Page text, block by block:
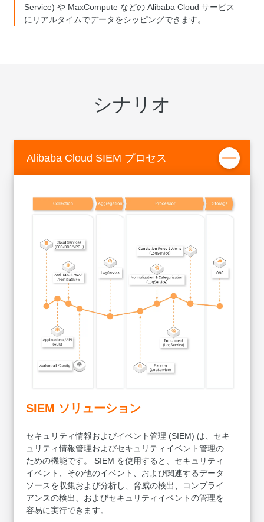
Service) や MaxCompute などの Alibaba Cloud サービス
にリアルタイムでデータをシッピングできます。
シナリオ
Alibaba Cloud SIEM プロセス
SIEM ソリューション
セキュリティ情報およびイベント管理 (SIEM) は、セキ
ュリティ情報管理およびセキュリティイベント管理の
ための機能です。 SIEM を使用すると、セキュリティ
イベント、その他のイベント、および関連するデータ
ソースを収集および分析し、脅威の検出、コンプライ
アンスの検出、およびセキュリティイベントの管理を
容易に実行できます。